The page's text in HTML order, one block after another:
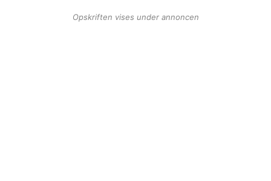
Opskriften vises under annoncen